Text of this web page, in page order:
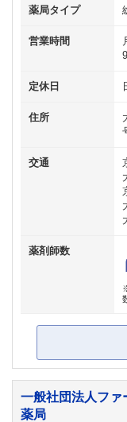
薬局タイプ
営業時間
定休日
住所
交通
薬剤師数
一般社団法人フ
薬局